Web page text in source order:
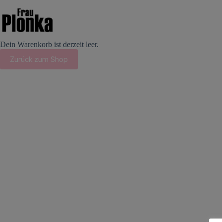
Inhalt
springen
Dein Warenkorb ist derzeit leer.
Zurück zum Shop